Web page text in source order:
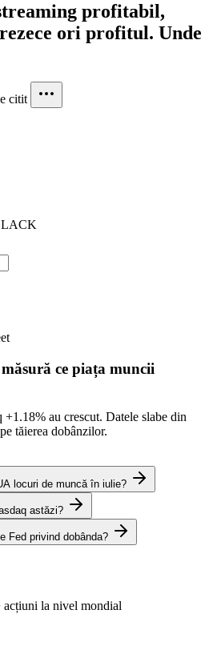
profitabil,
ori profitul. Unde
citit
ce piața muncii
+1.18% au crescut. Datele slabe din
tăierea dobânzilor.
locuri de muncă în iulie?
astăzi?
Fed privind dobânda?
acțiuni la nivel mondial